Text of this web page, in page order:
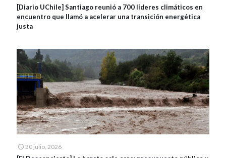
[Diario UChile] Santiago reunió a 700 líderes climáticos en
encuentro que llamó a acelerar una transición energética
justa
30 julio, 2026